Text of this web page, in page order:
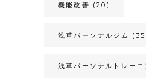
機能改善 (20)
浅草パーソナルジム
浅草パーソナルトレーニ